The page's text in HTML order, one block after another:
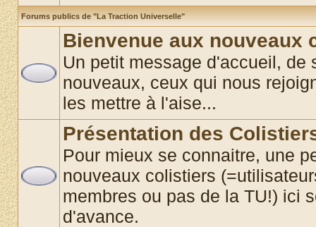
Forums publics de "La Traction Universelle"
Bienvenue aux nouveaux
Un petit message d'accueil, de
nouveaux, ceux qui nous
les mettre à l'aise...
Présentation des
Pour mieux se connaitre, une
nouveaux colistiers
membres ou pas de la TU!) ici
d'avance.